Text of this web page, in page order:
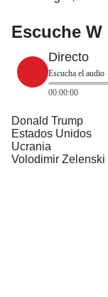
Escuche
Directo
Escucha el audio
00:00:00
Donald Trump
Estados Unidos
Ucrania
Volodimir Zelenski